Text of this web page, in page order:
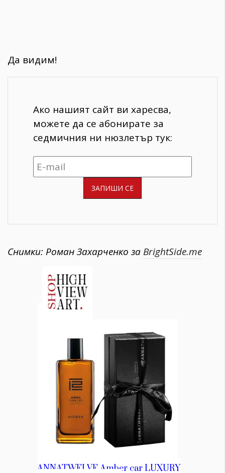
Да видим!
Ако нашият сайт ви харесва,
можете да се абонирате за
седмичния ни нюзлетър тук:
Снимки: Роман Захарченко за BrightSide.me